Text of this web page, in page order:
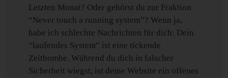
Letzten Monat? Oder gehörst du zur Fraktion
“Never touch a running system”? Wenn ja,
habe ich schlechte Nachrichten für dich: Dein
“laufendes System” ist eine tickende
Zeitbombe. Während du dich in falscher
Sicherheit wiegst, ist deine Website ein offenes